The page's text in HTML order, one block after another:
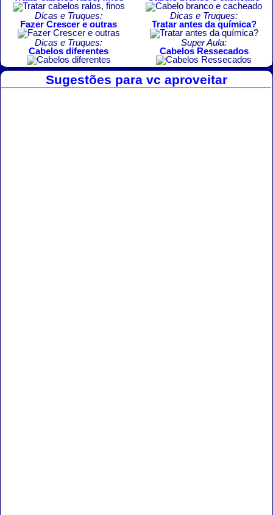
Dicas e Truques:
Fazer Crescer e outras
Dicas e Truques:
Tratar antes da química?
Dicas e Truques:
Cabelos diferentes
Super Aula:
Cabelos Ressecados
Sugestões para vc aproveitar